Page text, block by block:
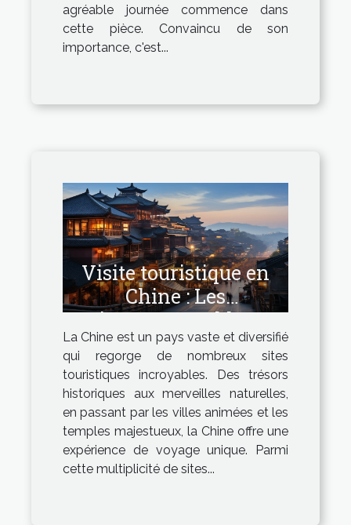
agréable journée commence dans
cette pièce. Convaincu de son
importance, c'est...
Visite touristique en
Chine : Les
incontournables
La Chine est un pays vaste et diversifié
qui regorge de nombreux sites
touristiques incroyables. Des trésors
historiques aux merveilles naturelles,
en passant par les villes animées et les
temples majestueux, la Chine offre une
expérience de voyage unique. Parmi
cette multiplicité de sites...